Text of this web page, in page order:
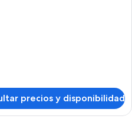
precios y disponibilidad